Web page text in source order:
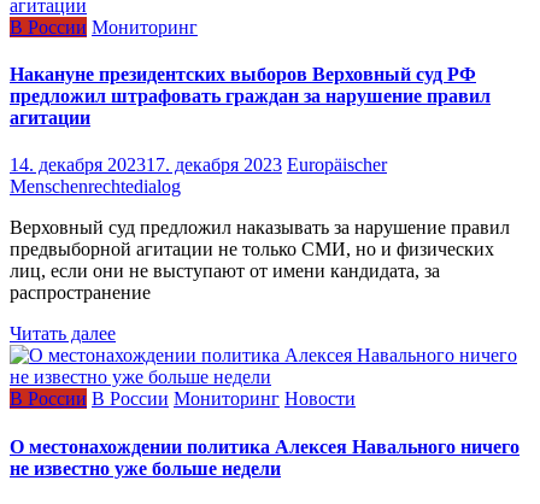
В России Мониторинг
Накануне президентских выборов Верховный суд РФ
предложил штрафовать граждан за нарушение правил
агитации
14. декабря 202317. декабря 2023 Europäischer
Menschenrechtedialog
Верховный суд предложил наказывать за нарушение правил
предвыборной агитации не только СМИ, но и физических
лиц, если они не выступают от имени кандидата, за
распространение
Читать далее
В России В России Мониторинг Новости
О местонахождении политика Алексея Навального ничего
не известно уже больше недели